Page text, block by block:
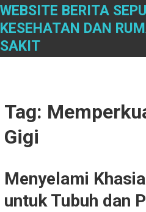
Skip
content
WEBSITE BERITA
KESEHATAN DAN
SAKIT
Tag:
Gigi
Menyelami
untuk Tubuh dan